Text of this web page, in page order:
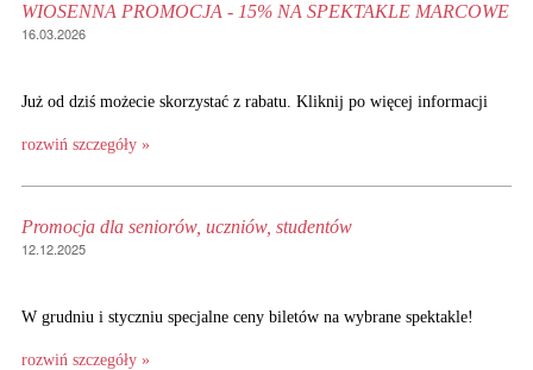
WIOSENNA PROMOCJA - 15% NA SPEKTAKLE MARCOWE
16.03.2026
Już od dziś możecie skorzystać z rabatu. Kliknij po więcej informacji
rozwiń szczegóły »
Promocja dla seniorów, uczniów, studentów
12.12.2025
W grudniu i styczniu specjalne ceny biletów na wybrane spektakle!
rozwiń szczegóły »